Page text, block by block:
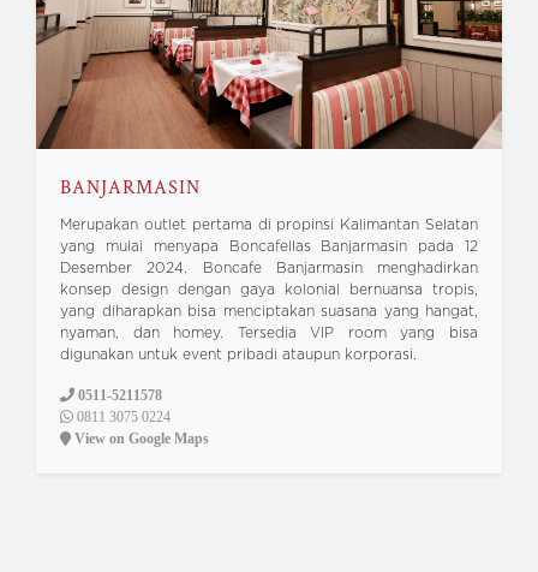
BANJARMASIN
Merupakan outlet pertama di propinsi Kalimantan Selatan
yang mulai menyapa Boncafellas Banjarmasin pada 12
Desember 2024. Boncafe Banjarmasin menghadirkan
konsep design dengan gaya kolonial bernuansa tropis,
yang diharapkan bisa menciptakan suasana yang hangat,
nyaman, dan homey. Tersedia VIP room yang bisa
digunakan untuk event pribadi ataupun korporasi.
0511-5211578
0811 3075 0224
View on Google Maps